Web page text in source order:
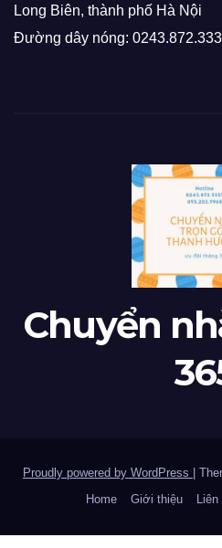
Long Biên, thành phố Hà Nội
Đường dây nóng:
Chuyển
Proudly powered by WordPress |
Home
Giới thiệu Liên